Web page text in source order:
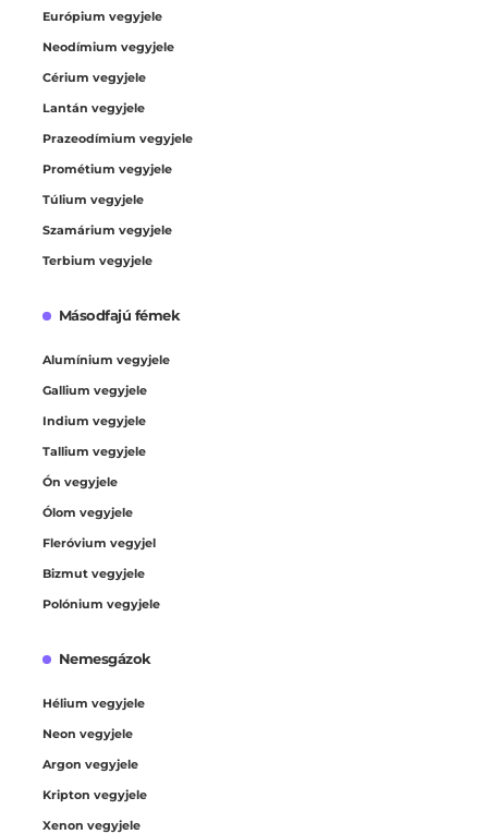
Európium vegyjele
Neodímium vegyjele
Cérium vegyjele
Lantán vegyjele
Prazeodímium vegyjele
Prométium vegyjele
Túlium vegyjele
Szamárium vegyjele
Terbium vegyjele
Másodfajú fémek
Alumínium vegyjele
Gallium vegyjele
Indium vegyjele
Tallium vegyjele
Ón vegyjele
Ólom vegyjele
Fleróvium vegyjel
Bizmut vegyjele
Polónium vegyjele
Nemesgázok
Hélium vegyjele
Neon vegyjele
Argon vegyjele
Kripton vegyjele
Xenon vegyjele